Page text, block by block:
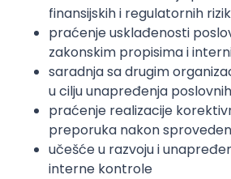
finansijskih i regulatornih
praćenje usklađenosti
zakonskim propisima i
saradnja sa drugim
u cilju unapređenja
praćenje realizacije
preporuka nakon
učešće u razvoju i
interne kontrole